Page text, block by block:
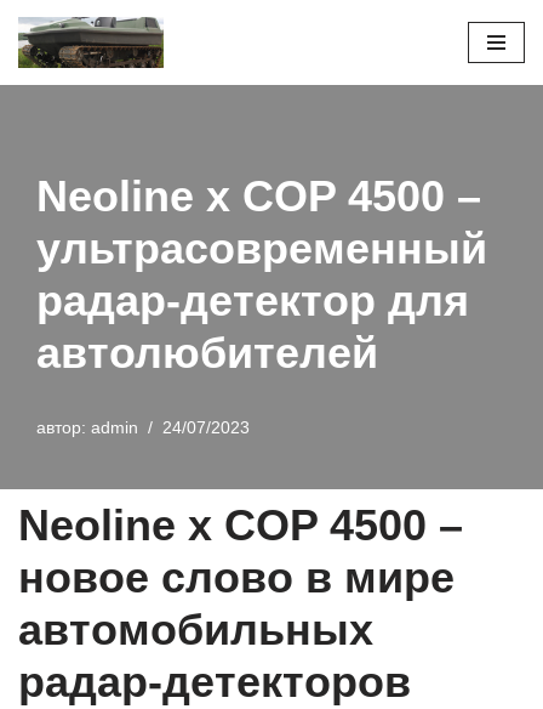
Перейти
Neoline x COP 4500 –
ультрасовременный
радар-детектор для
автолюбителей
автор: admin 24/07/2023
Neoline x COP 4500 –
новое слово в мире
автомобильных
радар-детекторов